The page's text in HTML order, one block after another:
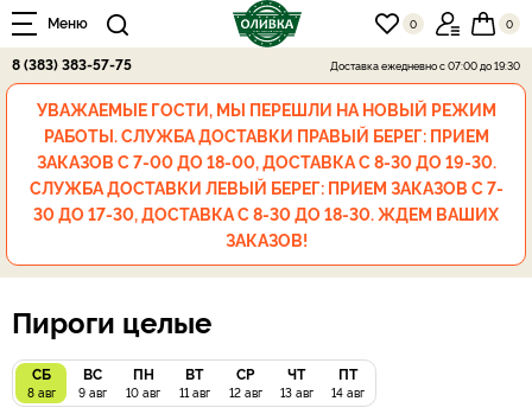
8 (383) 383-57-75 Доставка ежедневнос 07:00 до 19:30
Меню 0 0
УВАЖАЕМЫЕ ГОСТИ, МЫ ПЕРЕШЛИ НА НОВЫЙ РЕЖИМ
РАБОТЫ. СЛУЖБА ДОСТАВКИ ПРАВЫЙ БЕРЕГ: ПРИЕМ
ЗАКАЗОВ С 7-00 ДО 18-00, ДОСТАВКА С 8-30 ДО 19-30.
СЛУЖБА ДОСТАВКИ ЛЕВЫЙ БЕРЕГ: ПРИЕМ ЗАКАЗОВ С 7-
30 ДО 17-30, ДОСТАВКА С 8-30 ДО 18-30. ЖДЕМ ВАШИХ
ЗАКАЗОВ!
Пироги целые
СБ
8 авг
ВС
9 авг
ПН
10 авг
ВТ
11 авг
СР
12 авг
ЧТ
13 авг
ПТ
14 авг